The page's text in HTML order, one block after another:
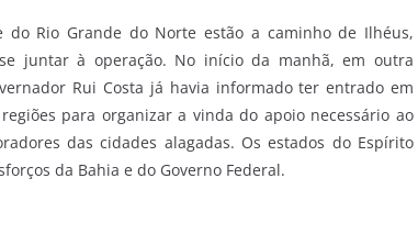
Rio Grande do Norte estão a caminho de Ilhéus,
juntar à operação. No início da manhã, em outra
Rui Costa já havia informado ter entrado em
para organizar a vinda do apoio necessário ao
das cidades alagadas. Os estados do Espírito
da Bahia e do Governo Federal.